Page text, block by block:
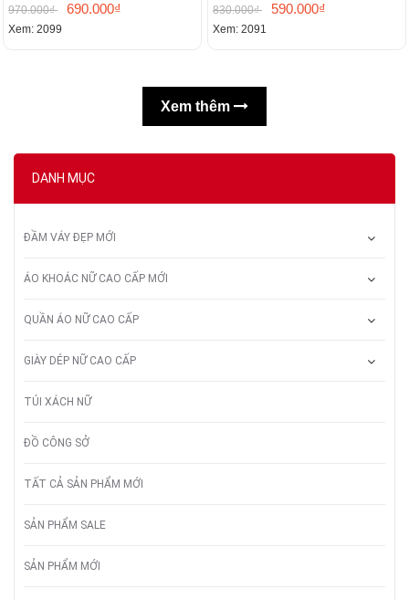
DANH MỤC
ĐẦM VÁY ĐẸP MỚI
ÁO KHOÁC NỮ CAO CẤP MỚI
QUẦN ÁO NỮ CAO CẤP
GIÀY DÉP NỮ CAO CẤP
TÚI XÁCH NỮ
ĐỒ CÔNG SỞ
TẤT CẢ SẢN PHẨM MỚI
SẢN PHẨM SALE
SẢN PHẨM MỚI
970.000₫ 690.000₫
Xem: 2099
830.000₫ 590.000₫
Xem: 2091
Xem thêm